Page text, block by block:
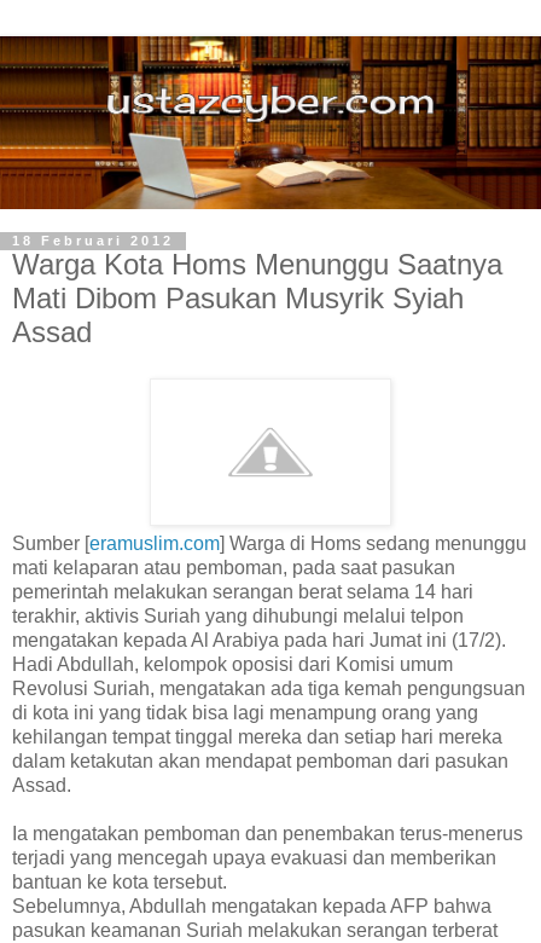
18 Februari 2012
Warga Kota Homs Menunggu Saatnya
Mati Dibom Pasukan Musyrik Syiah
Assad
Sumber [eramuslim.com] Warga di Homs sedang menunggu
mati kelaparan atau pemboman, pada saat pasukan
pemerintah melakukan serangan berat selama 14 hari
terakhir, aktivis Suriah yang dihubungi melalui telpon
mengatakan kepada Al Arabiya pada hari Jumat ini (17/2).
Hadi Abdullah, kelompok oposisi dari Komisi umum
Revolusi Suriah, mengatakan ada tiga kemah pengungsuan
di kota ini yang tidak bisa lagi menampung orang yang
kehilangan tempat tinggal mereka dan setiap hari mereka
dalam ketakutan akan mendapat pemboman dari pasukan
Assad.
Ia mengatakan pemboman dan penembakan terus-menerus
terjadi yang mencegah upaya evakuasi dan memberikan
bantuan ke kota tersebut.
Sebelumnya, Abdullah mengatakan kepada AFP bahwa
pasukan keamanan Suriah melakukan serangan terberat